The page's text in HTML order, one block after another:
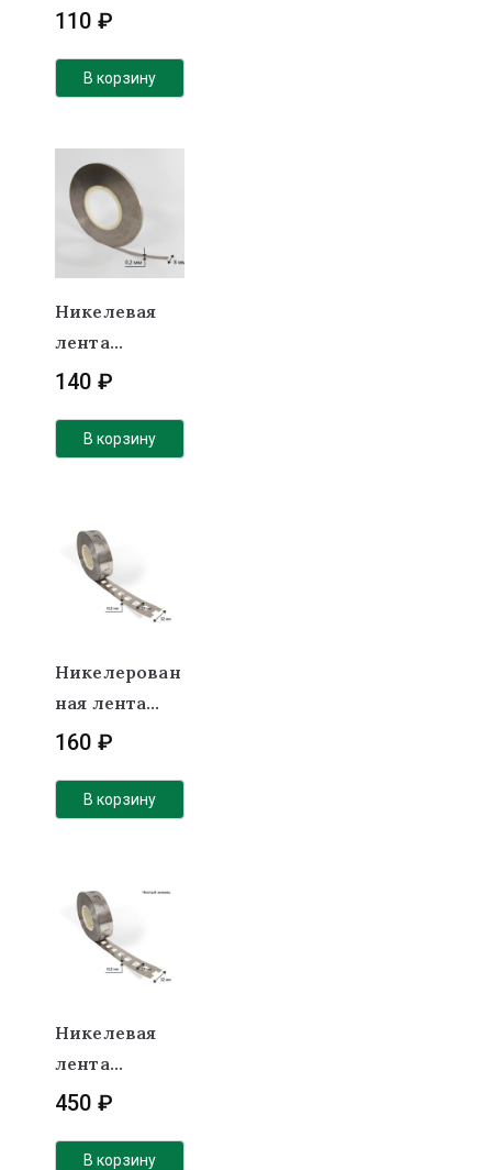
(покрытие)
холдер 18650
110 ₽
В корзину
Никелевая
лента
0,2х8мм
140 ₽
В корзину
Никелерован
ная лента
(покрытие)
под холдер
160 ₽
В корзину
Никелевая
лента
(никель)
под холдер
450 ₽
В корзину